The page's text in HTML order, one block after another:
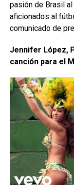
pasión de Brasil
aficionados al
comunicado de
Jennifer López,
canción para el